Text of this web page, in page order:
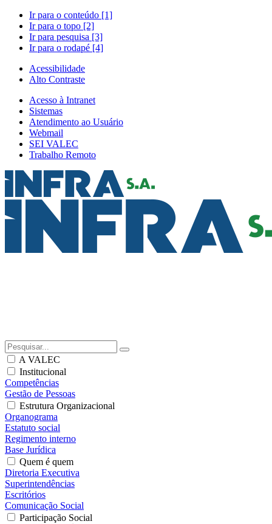
Ir para o conteúdo [1]
Ir para o topo [2]
Ir para pesquisa [3]
Ir para o rodapé [4]
Acessibilidade
Alto Contraste
Acesso à Intranet
Sistemas
Atendimento ao Usuário
Webmail
SEI VALEC
Trabalho Remoto
A VALEC
Institucional
Competências
Gestão de Pessoas
Estrutura Organizacional
Organograma
Estatuto social
Regimento interno
Base Jurídica
Quem é quem
Diretoria Executiva
Superintendências
Escritórios
Comunicação Social
Participação Social